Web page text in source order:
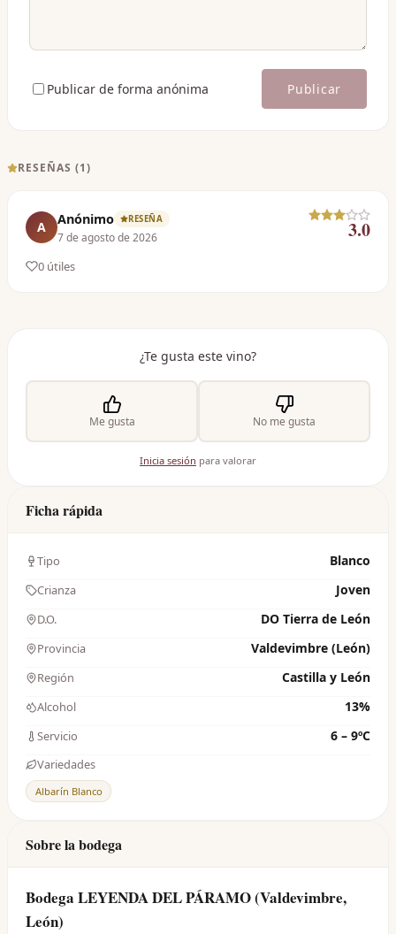
Publicar de forma anónima Publicar
RESEÑAS (1)
A Anónimo RESEÑA
7 de agosto de 2026 3.0
0 útiles
¿Te gusta este vino?
Me gusta No me gusta
Inicia sesión para valorar
Ficha rápida
Tipo Blanco
Crianza Joven
D.O. DO Tierra de León
Provincia Valdevimbre (León)
Región Castilla y León
Alcohol 13%
Servicio 6 – 9ºC
Variedades
Albarín Blanco
Sobre la bodega
Bodega LEYENDA DEL PÁRAMO (Valdevimbre,
León)